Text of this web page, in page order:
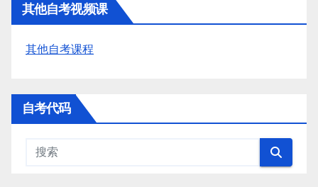
其他自考视频课
其他自考课程
自考代码